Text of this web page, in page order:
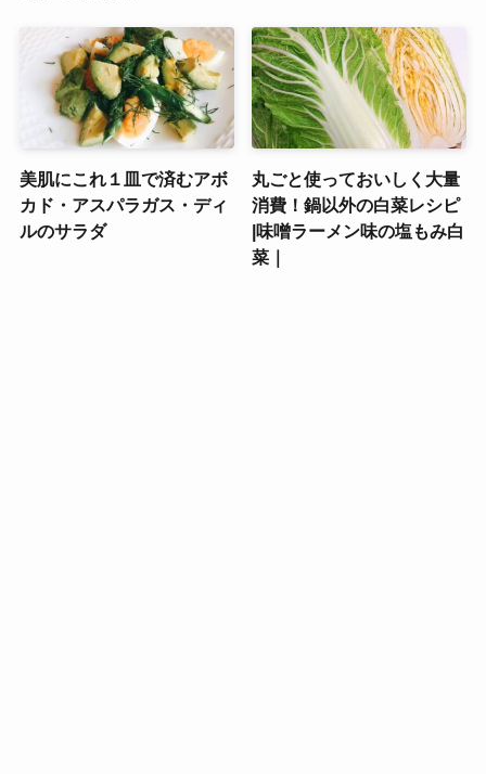
美肌にこれ１皿で済むアボ
カド・アスパラガス・ディ
ルのサラダ
丸ごと使っておいしく大量
消費！鍋以外の白菜レシピ
|味噌ラーメン味の塩もみ白
菜｜